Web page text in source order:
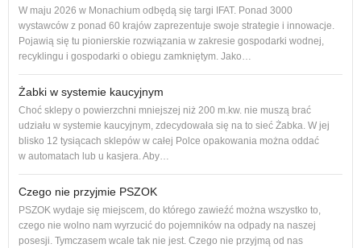
W maju 2026 w Monachium odbędą się targi IFAT. Ponad 3000
wystawców z ponad 60 krajów zaprezentuje swoje strategie i innowacje.
Pojawią się tu pionierskie rozwiązania w zakresie gospodarki wodnej,
recyklingu i gospodarki o obiegu zamkniętym. Jako…
Żabki w systemie kaucyjnym
Choć sklepy o powierzchni mniejszej niż 200 m.kw. nie muszą brać
udziału w systemie kaucyjnym, zdecydowała się na to sieć Żabka. W jej
blisko 12 tysiącach sklepów w całej Polce opakowania można oddać
w automatach lub u kasjera. Aby…
Czego nie przyjmie PSZOK
PSZOK wydaje się miejscem, do którego zawieźć można wszystko to,
czego nie wolno nam wyrzucić do pojemników na odpady na naszej
posesji. Tymczasem wcale tak nie jest. Czego nie przyjmą od nas